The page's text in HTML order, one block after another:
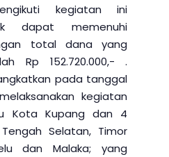
kegiatan ini
dapat memenuhi
total dana yang
Rp 152.720.000,- .
pada tanggal
kegiatan
Kota Kupang dan 4
Selatan, Timor
dan Malaka; yang